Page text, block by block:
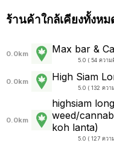
ร้านค้าใกล้เคียงทั้งหม
0.0km Max bar &
5.0 ( 54 ความ
0.0km High Siam
5.0 ( 132 ควา
0.0km
highsiam
weed/
koh lanta)
5.0 ( 127 ควา